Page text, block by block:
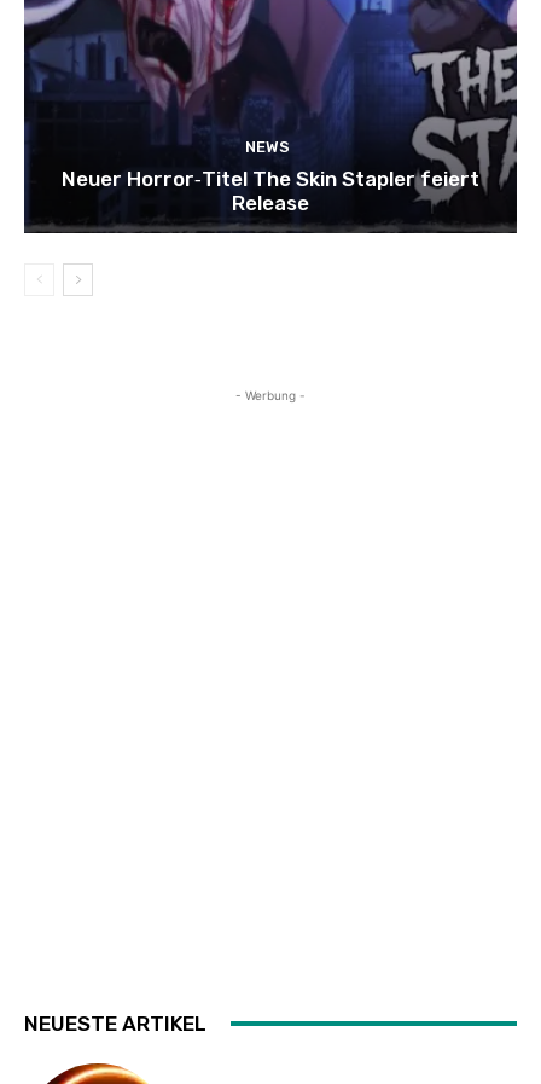
NEWS
Neuer Horror‑Titel The Skin Stapler feiert
Release
- Werbung -
NEUESTE ARTIKEL